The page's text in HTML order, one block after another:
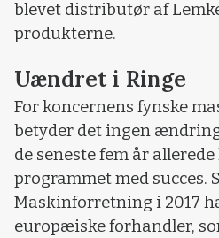
blevet distributør af
produkterne.
Uændret i Ringe
For koncernens fynske
betyder det ingen
de seneste fem år
programmet med succes.
Maskinforretning i 2017
europæiske forhandler,